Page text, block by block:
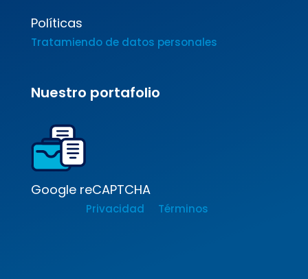
Políticas
Tratamiendo de datos personales
Nuestro portafolio
Google reCAPTCHA
Privacidad Términos